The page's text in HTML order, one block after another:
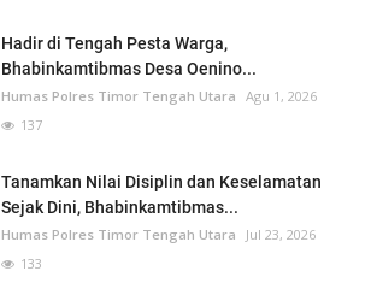
Hadir di Tengah Pesta Warga,
Bhabinkamtibmas Desa Oenino...
Humas Polres Timor Tengah Utara Agu 1, 2026
137
Tanamkan Nilai Disiplin dan Keselamatan
Sejak Dini, Bhabinkamtibmas...
Humas Polres Timor Tengah Utara
Jul 23, 2026
133